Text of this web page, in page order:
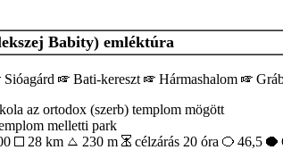
Babity) emléktúra
Sióagárd Bati-kereszt Hármashalom
az ortodox (szerb) templom mögött
melletti park
28 km 230 m célzárás 20 óra 46,5